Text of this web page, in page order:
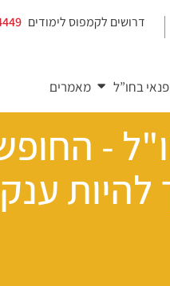
דרושים לקמפוס לימודים
בחו”ל מאמרים
-
להיות